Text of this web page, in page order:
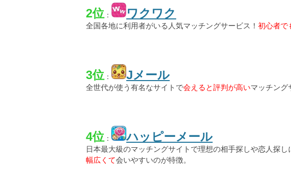
2位： ワクワク
全国各地に利用者がいる人気マッチングサービス！ 初心者で
3位： Jメール
全世代が使う有名なサイトで会えると評判が高いマッチング
4位： ハッピーメール
日本最大級のマッチングサイトで理想の相手探しや恋人探し
幅広くて会いやすいのが特徴。